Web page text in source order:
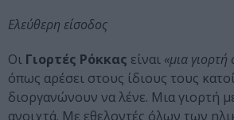
Ελεύθερη είσοδος
Οι Γιορτές Ρόκκας είναι «μια γιορτή
όπως αρέσει στους ίδιους τους
διοργανώνουν να λένε. Μια γιορτή
ανοιχτά. Με εθελοντές όλων των